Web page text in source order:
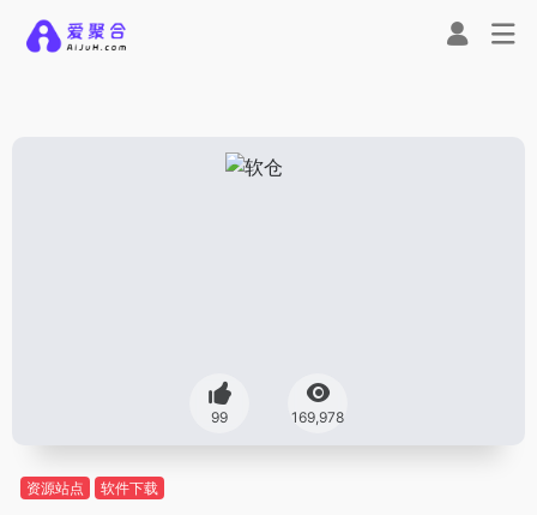
99 169,978
资源站点 软件下载